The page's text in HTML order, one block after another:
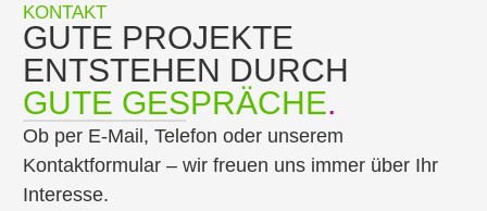
KONTAKT
GUTE PROJEKTE
ENTSTEHEN DURCH
GUTE GESPRÄCHE.
Ob per E-Mail, Telefon oder unserem
Kontaktformular – wir freuen uns immer über Ihr
Interesse.